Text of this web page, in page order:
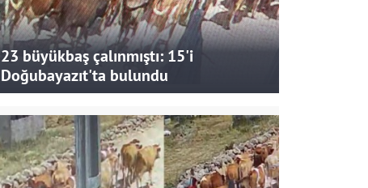
23 büyükbaş çalınmıştı: 15'i
Doğubayazıt'ta bulundu